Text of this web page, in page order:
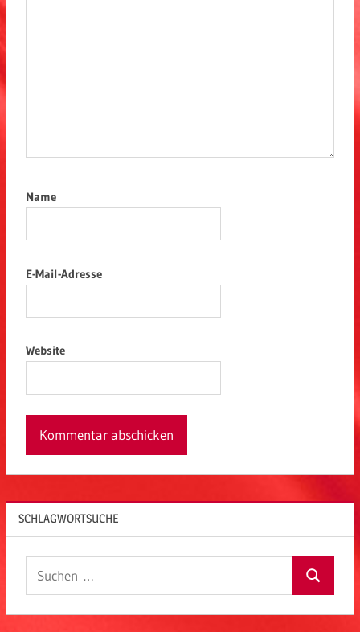
Name
E-Mail-Adresse
Website
SCHLAGWORTSUCHE
Suchen